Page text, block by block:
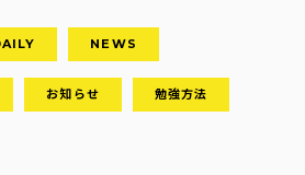
NEWS
お知らせ 勉強方法